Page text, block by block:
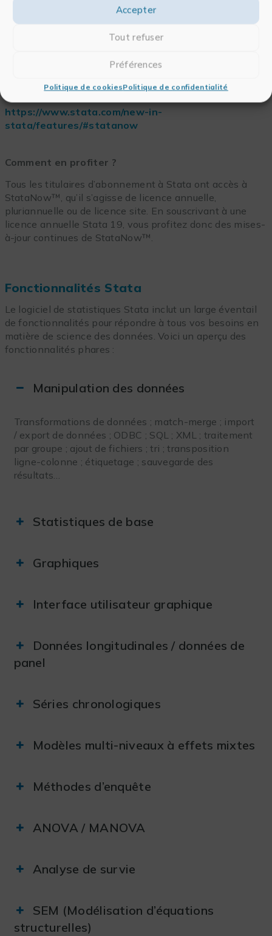
Accepter
Tout refuser
Préférences
Politique de cookiesPolitique de confidentialité
améliorations de l’interface utilisateur. Ainsi, vous
profitez toujours de la meilleure version de Stata.
rigoureusement testées et certifiées, garantissant le
Voir les fonctionnalités StataNow™ :
https://www.stata.com/new-in-
stata/features/#statanow
Comment en profiter ?
Tous les titulaires d’abonnement à Stata ont accès à
StataNow™, qu’il s’agisse de licence annuelle,
pluriannuelle ou de licence site. En souscrivant à une
licence annuelle Stata 19, vous profitez donc des mises-
à-jour continues de StataNow™.
Fonctionnalités Stata
Le logiciel de statistiques Stata inclut un large éventail
de fonctionnalités pour répondre à tous vos besoins en
matière de science des données. Voici un aperçu des
fonctionnalités phares :
Manipulation des données
Transformations de données ; match-merge ; import
/ export de données ; ODBC ; SQL ; XML ; traitement
par groupe ; ajout de fichiers ; tri ; transposition
ligne-colonne ; étiquetage ; sauvegarde des
résultats…
Statistiques de base
Graphiques
Interface utilisateur graphique
Données longitudinales / données de
panel
Séries chronologiques
Modèles multi-niveaux à effets mixtes
Méthodes d’enquête
ANOVA / MANOVA
Analyse de survie
SEM (Modélisation d’équations
structurelles)